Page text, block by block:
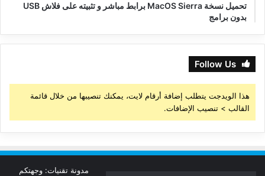
تحميل نسخة MacOS Sierra برابط مباشر و تثبيته على فلاش USB
بدون برامج
Follow Us
هذا الويدجت يتطلب إضافة أرقام لايت، يمكنك تنصيبها من خلال قائمة
القالب > تنصيب الإضافات.
مدونة تقنيات: وجهتكم